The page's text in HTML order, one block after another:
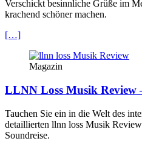
Verschickt besinnliche Grüße im
krachend schöner machen.
[…]
Magazin
LLNN Loss Musik Review
Tauchen Sie ein in die Welt des
detaillierten llnn loss Musik
Soundreise.